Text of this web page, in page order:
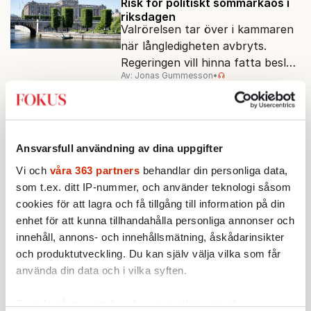
Ansvarsfull användning av dina uppgifter
Vi och våra 363 partners behandlar din personliga data,
som t.ex. ditt IP-nummer, och använder teknologi såsom
cookies för att lagra och få tillgång till information på din
enhet för att kunna tillhandahålla personliga annonser och
innehåll, annons- och innehållsmätning, åskådarinsikter
och produktutveckling. Du kan själv välja vilka som får
använda din data och i vilka syften.
Ta reda på mer om hur dina personliga uppgifter
riksdagen
Valrörelsen tar över i kammaren
när långledigheten avbryts.
Regeringen vill hinna fatta beslut
före valet – men oppositionen
ser sin chans att pressa
Av: Jonas Gummesson•
De svenska partibytarna: ”Är lite
"silly season" när spelare byter
klubb. Den senaste tiden har en
rad svenska politiker bytt parti –
men varför, och vad skiljer
partiernas interna kulturer åt?
Av: Johan Romin
POLITIK
PISA släpps fem dagar före
valet
För första gången offentliggörs
OECD:s stora kunskapsmätning